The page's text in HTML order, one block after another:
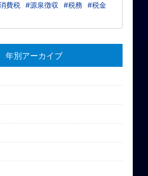
費税 #源泉徴収 #税務
#税金
年別アーカイブ